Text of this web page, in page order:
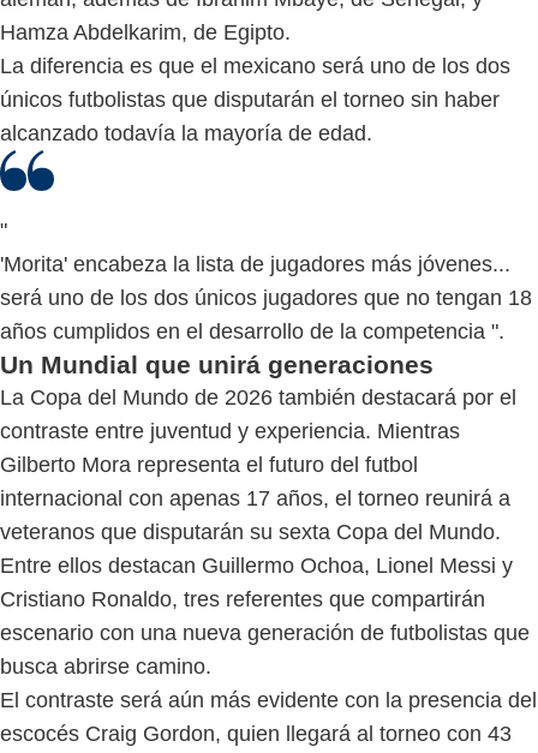
Hamza Abdelkarim, de Egipto.
La diferencia es que el mexicano será uno de los dos
únicos futbolistas que disputarán el torneo sin haber
alcanzado todavía la mayoría de edad.
"
'Morita' encabeza la lista de jugadores más jóvenes...
será uno de los dos únicos jugadores que no tengan 18
años cumplidos en el desarrollo de la competencia ".
Un Mundial que unirá generaciones
La Copa del Mundo de 2026 también destacará por el
contraste entre juventud y experiencia. Mientras
Gilberto Mora representa el futuro del futbol
internacional con apenas 17 años, el torneo reunirá a
veteranos que disputarán su sexta Copa del Mundo.
Entre ellos destacan Guillermo Ochoa, Lionel Messi y
Cristiano Ronaldo, tres referentes que compartirán
escenario con una nueva generación de futbolistas que
busca abrirse camino.
El contraste será aún más evidente con la presencia del
escocés Craig Gordon, quien llegará al torneo con 43